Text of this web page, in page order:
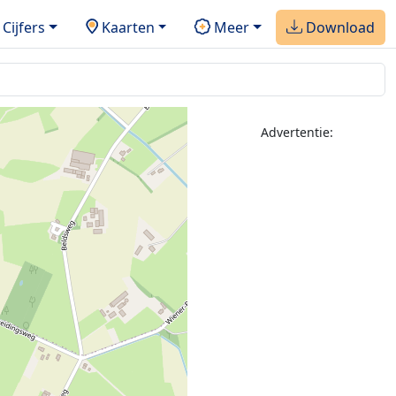
Cijfers Kaarten Meer Download
Advertentie: